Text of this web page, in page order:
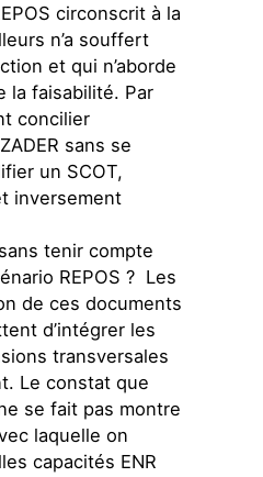
circonscrit à la
n’a souffert
et qui n’aborde
la faisabilité. Par
concilier
sans se
un SCOT,
inversement
tenir compte
REPOS ? Les
de ces documents
d’intégrer les
transversales
Le constat que
se fait pas montre
laquelle on
capacités ENR